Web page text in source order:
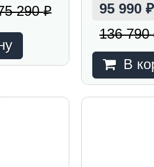
290₽ 95 990₽
136 790
В